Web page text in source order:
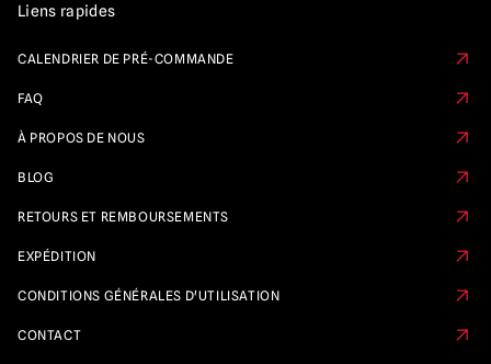
Liens rapides
CALENDRIER DE PRÉ-COMMANDE
FAQ
À PROPOS DE NOUS
BLOG
RETOURS ET REMBOURSEMENTS
EXPÉDITION
CONDITIONS GÉNÉRALES D'UTILISATION
CONTACT